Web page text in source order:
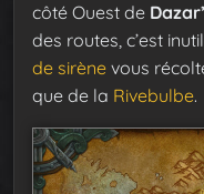
côté Ouest de
des routes, c’est
de sirène vous
que de la Rivebulbe.